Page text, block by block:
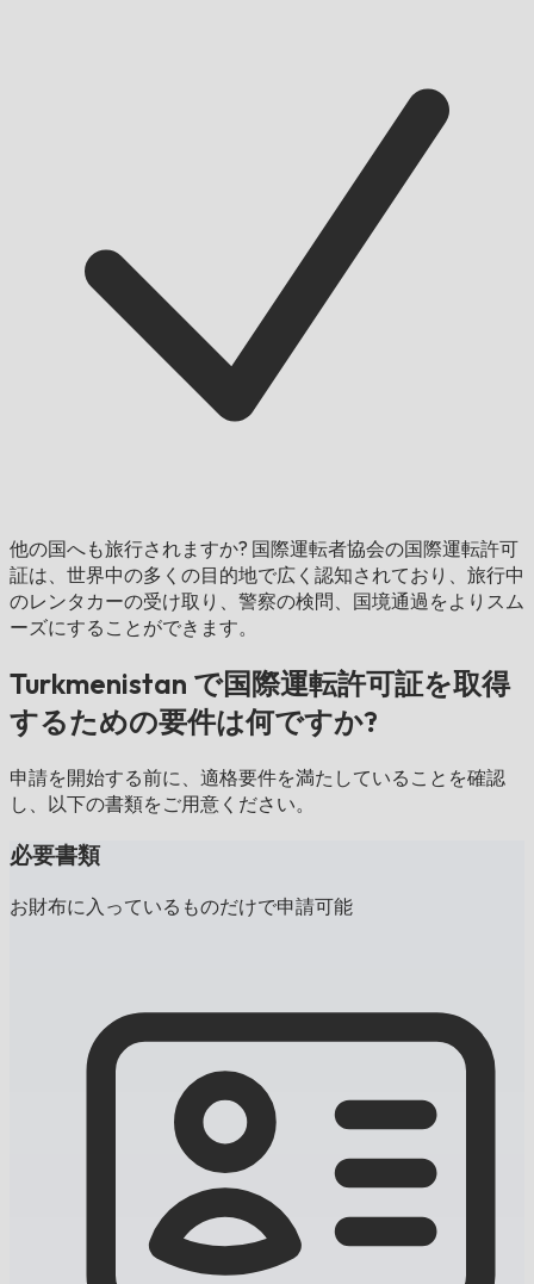
他の国へも旅行されますか? 国際運転者協会の国際運転許可
証は、世界中の多くの目的地で広く認知されており、旅行中
のレンタカーの受け取り、警察の検問、国境通過をよりスム
ーズにすることができます。
Turkmenistan で国際運転許可証を取得
するための要件は何ですか?
申請を開始する前に、適格要件を満たしていることを確認
し、以下の書類をご用意ください。
必要書類
お財布に入っているものだけで申請可能